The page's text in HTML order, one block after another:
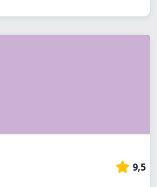
9,5